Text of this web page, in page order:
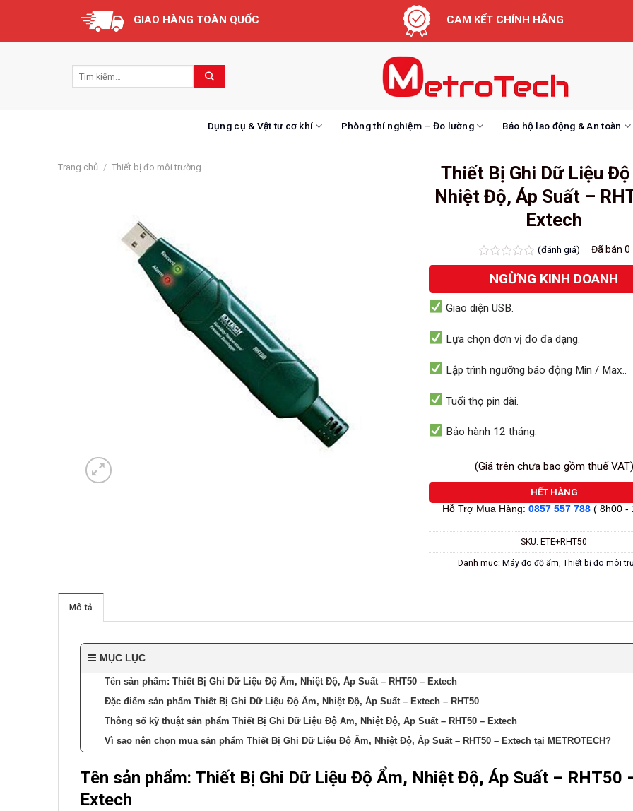
content
GIAO HÀNG TOÀN QUỐC CAM KẾT CHÍNH HÃNG
Dụng cụ & Vật tư cơ khí Phòng thí nghiệm – Đo lường Bảo hộ lao động & An toàn
Trang chủ / Thiết bị đo môi trường
Thiết Bị Ghi Dữ Liệu
Nhiệt Độ, Áp Suất –
Extech
Được
xếp
0.0
5
(đánh giá) Đã bán0
NGỪNG KINH DOANH
Giao diện USB.
Lựa chọn đơn vị đo đa dạng.
Lập trình ngưỡng báo động Min / Max..
Tuổi thọ pin dài.
Bảo hành 12 tháng.
(Giá trên chưa bao gồm thuế VAT)
HẾT HÀNG
Hỗ Trợ Mua Hàng: 0857 557 788 ( 8h00 -
SKU: ETE+RHT50
Danh mục: Máy đo độ ẩm,Thiết bị đo môi
Mô tả
MỤC LỤC
Tên sản phẩm: Thiết Bị Ghi Dữ Liệu Độ Ẩm, Nhiệt Độ, Áp Suất – RHT50 – Extech
Đặc điểm sản phẩm Thiết Bị Ghi Dữ Liệu Độ Ẩm, Nhiệt Độ, Áp Suất – Extech – RHT50
Thông số kỹ thuật sản phẩm Thiết Bị Ghi Dữ Liệu Độ Ẩm, Nhiệt Độ, Áp Suất – RHT50 – Extech
Vì sao nên chọn mua sản phẩm Thiết Bị Ghi Dữ Liệu Độ Ẩm, Nhiệt Độ, Áp Suất – RHT50 – Extech tại METROTECH?
Tên sản phẩm: Thiết Bị Ghi Dữ Liệu Độ Ẩm, Nhiệt Độ, Áp Suất – RHT50
Extech